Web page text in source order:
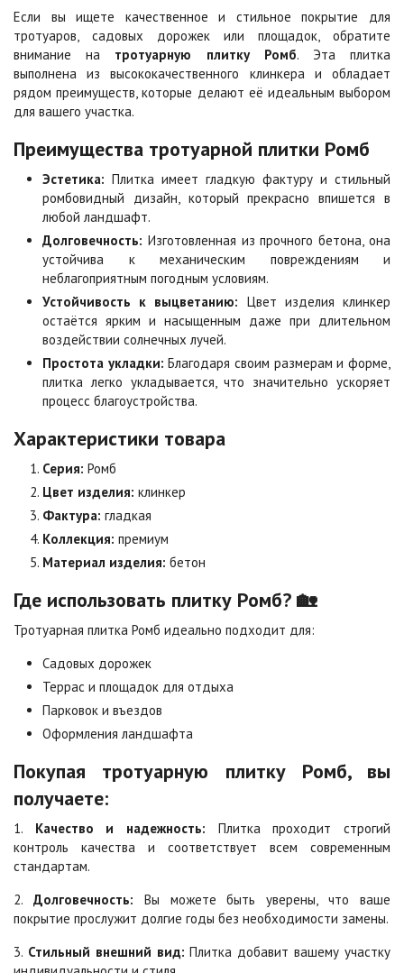
Каир
Цена по запросу
Кармен
Цена по запросу
Клинкер
Цена по запросу
Конго
Коричневая
Цена по запросу
Красная
Цена по запросу
Листопад
Цена по запросу
Меланж
Мокко
Цена по запросу Цена по запросу
Цена по запросу
Особая серия
Цена по запросу
Сахара
Цена по запросу
Цена по запросу
Сорренто
Цена по запросу Цена по запросу
Цена по запросу Цена по запросу
Если вы ищете качественное и стильное покрытие для
тротуаров, садовых дорожек или площадок, обратите
внимание на тротуарную плитку Ромб. Эта плитка
выполнена из высококачественного клинкера и обладает
рядом преимуществ, которые делают её идеальным выбором
для вашего участка.
Преимущества тротуарной плитки Ромб
Эстетика: Плитка имеет гладкую фактуру и стильный
ромбовидный дизайн, который прекрасно впишется в
любой ландшафт.
Долговечность: Изготовленная из прочного бетона, она
устойчива к механическим повреждениям и
неблагоприятным погодным условиям.
Устойчивость к выцветанию: Цвет изделия клинкер
остаётся ярким и насыщенным даже при длительном
воздействии солнечных лучей.
Простота укладки: Благодаря своим размерам и форме,
плитка легко укладывается, что значительно ускоряет
процесс благоустройства.
Характеристики товара
Серия: Ромб
Цвет изделия: клинкер
Фактура: гладкая
Коллекция: премиум
Материал изделия: бетон
Где использовать плитку Ромб? 🏡
Тротуарная плитка Ромб идеально подходит для:
Садовых дорожек
Террас и площадок для отдыха
Парковок и въездов
Оформления ландшафта
Покупая тротуарную плитку Ромб, вы
получаете:
1. Качество и надежность: Плитка проходит строгий
контроль качества и соответствует всем современным
стандартам.
2. Долговечность: Вы можете быть уверены, что ваше
покрытие прослужит долгие годы без необходимости замены.
3. Стильный внешний вид: Плитка добавит вашему участку